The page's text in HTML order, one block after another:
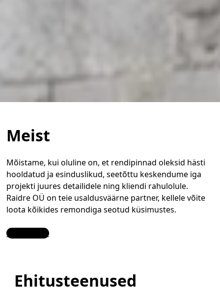
Meist
Mõistame, kui oluline on, et rendipinnad oleksid hästi
hooldatud ja esinduslikud, seetõttu keskendume iga
projekti juures detailidele ning kliendi rahulolule.
Raidre OÜ on teie usaldusväärne partner, kellele võite
loota kõikides remondiga seotud küsimustes.
Contact Us
Ehitusteenused